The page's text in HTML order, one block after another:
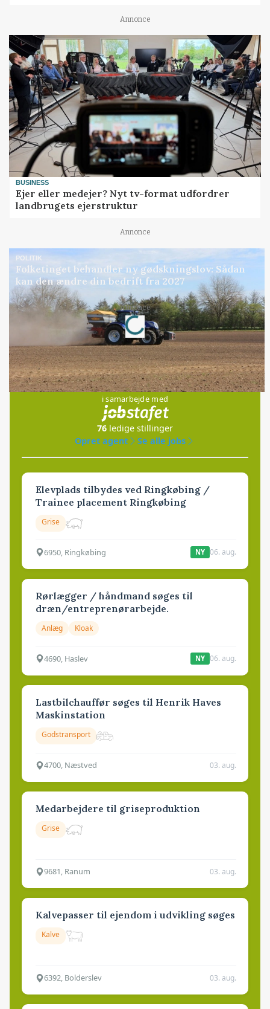
Annonce
BUSINESS
Ejer eller medejer? Nyt tv-format udfordrer
landbrugets ejerstruktur
Annonce
POLITIK
Folketinget behandler ny gødskningslov: Sådan
kan den ændre din bedrift fra 2027
Annonce
Loading...
Jobs
i samarbejde med
76 ledige stillinger
Opret agent
Se alle jobs
Elevplads tilbydes ved Ringkøbing /
Trainee placement Ringkøbing
Grise
6950, Ringkøbing NY 06. aug.
Rørlægger / håndmand søges til
dræn/entreprenørarbejde.
Anlæg Kloak
4690, Haslev NY 06. aug.
Lastbilchauffør søges til Henrik Haves
Maskinstation
Godstransport
4700, Næstved 03. aug.
Medarbejdere til griseproduktion
Grise
9681, Ranum 03. aug.
Kalvepasser til ejendom i udvikling søges
Kalve
6392, Bolderslev 03. aug.